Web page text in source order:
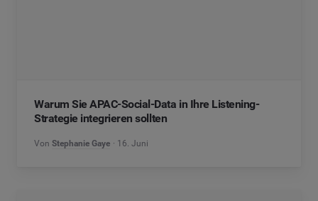
Warum Sie APAC-Social-Data in Ihre Listening-
Strategie integrieren sollten
Von Stephanie Gaye 16. Juni